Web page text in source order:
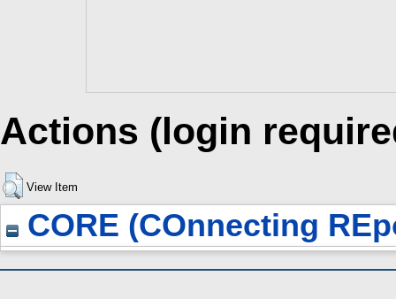
Actions (login
View Item
CORE (COnnecting